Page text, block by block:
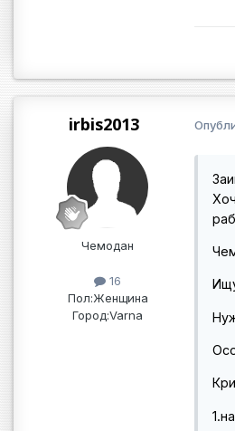
irbis2013
Чемодан
16
Пол:Женщина
Город:Varna